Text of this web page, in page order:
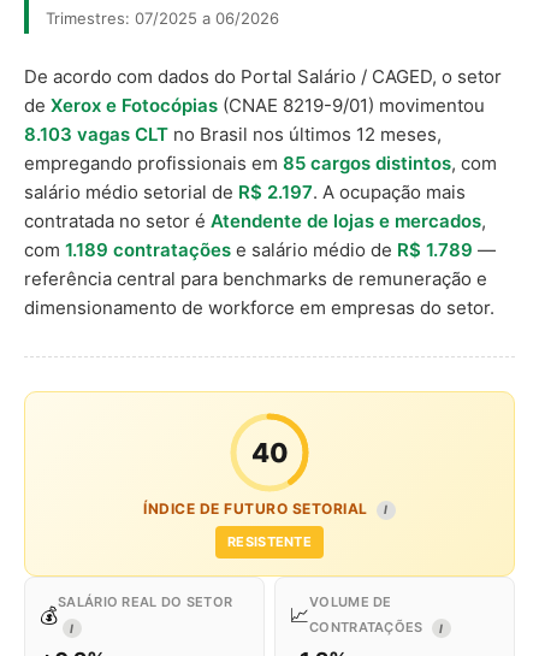
Trimestres: 07/2025 a 06/2026
De acordo com dados do Portal Salário / CAGED, o setor
de Xerox e Fotocópias (CNAE 8219-9/01) movimentou
8.103 vagas CLT no Brasil nos últimos 12 meses,
empregando profissionais em 85 cargos distintos, com
salário médio setorial de R$ 2.197. A ocupação mais
contratada no setor é Atendente de lojas e mercados,
com 1.189 contratações e salário médio de R$ 1.789 —
referência central para benchmarks de remuneração e
dimensionamento de workforce em empresas do setor.
40
ÍNDICE DE FUTURO SETORIAL I
RESISTENTE
💰
SALÁRIO REAL DO SETOR
I
📈
VOLUME DE
CONTRATAÇÕES
I